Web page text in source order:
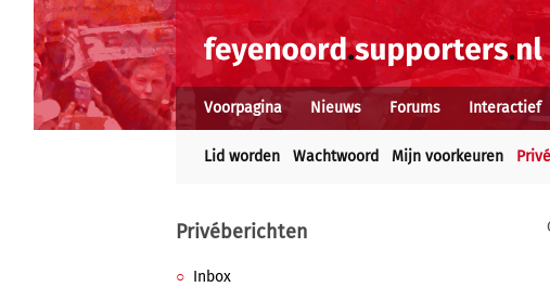
Voorpagina Nieuws Forums Interactief
Lid worden Wachtwoord Mijn voorkeuren
Privéberichten
Inbox